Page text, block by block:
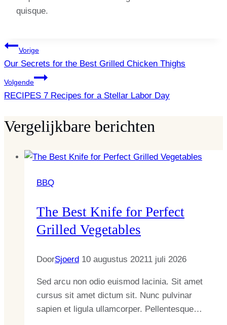
quisque.
Bericht
navigatie
Vorige
Our Secrets for the Best Grilled Chicken Thighs
Volgende
RECIPES 7 Recipes for a Stellar Labor Day
Vergelijkbare berichten
BBQ
The Best Knife for Perfect
Grilled Vegetables
DoorSjoerd 10 augustus 20211 juli 2026
Sed arcu non odio euismod lacinia. Sit amet
cursus sit amet dictum sit. Nunc pulvinar
sapien et ligula ullamcorper. Pellentesque…